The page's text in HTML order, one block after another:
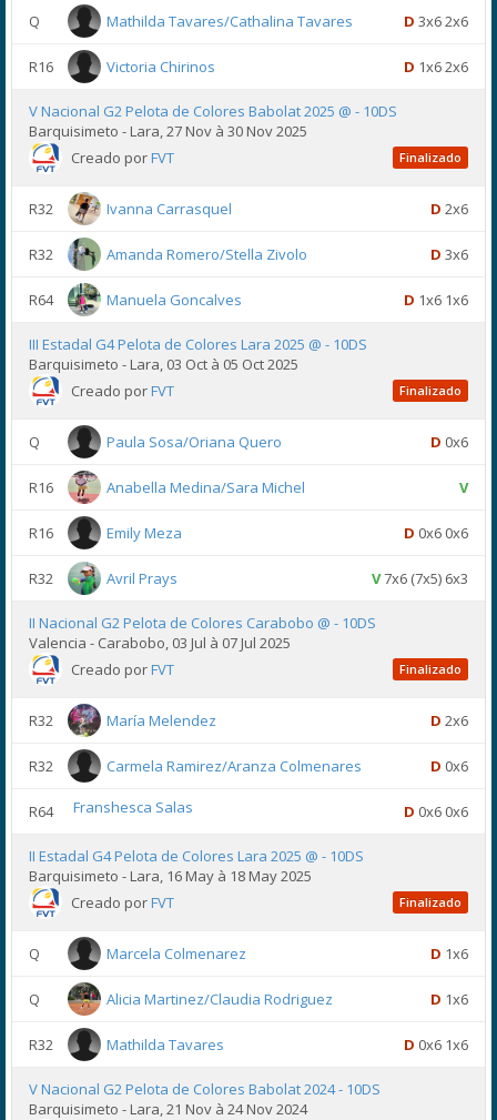
Q Mathilda Tavares/Cathalina Tavares D 3x6 2x6
R16 Victoria Chirinos D 1x6 2x6
V Nacional G2 Pelota de Colores Babolat 2025 @ - 10DS
Barquisimeto - Lara, 27 Nov à 30 Nov 2025
Creado porFVT Finalizado
R32 Ivanna Carrasquel D 2x6
R32 Amanda Romero/Stella Zivolo D 3x6
R64 Manuela Goncalves D 1x6 1x6
III Estadal G4 Pelota de Colores Lara 2025 @ - 10DS
Barquisimeto - Lara, 03 Oct à 05 Oct 2025
Creado porFVT Finalizado
Q Paula Sosa/Oriana Quero D 0x6
R16 Anabella Medina/Sara Michel V
R16 Emily Meza D 0x6 0x6
R32 Avril Prays V7x6 (7x5) 6x3
II Nacional G2 Pelota de Colores Carabobo @ - 10DS
Valencia - Carabobo, 03 Jul à 07 Jul 2025
Creado porFVT Finalizado
R32 María Melendez D 2x6
R32 Carmela Ramirez/Aranza Colmenares D 0x6
R64 Franshesca Salas D 0x6 0x6
II Estadal G4 Pelota de Colores Lara 2025 @ - 10DS
Barquisimeto - Lara, 16 May à 18 May 2025
Creado porFVT Finalizado
Q Marcela Colmenarez D 1x6
Q Alicia Martinez/Claudia Rodriguez D 1x6
R32 Mathilda Tavares D 0x6 1x6
V Nacional G2 Pelota de Colores Babolat 2024 - 10DS
Barquisimeto - Lara, 21 Nov à 24 Nov 2024